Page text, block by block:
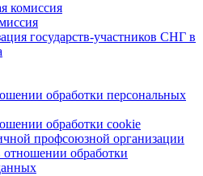
комиссия
государств-участников СНГ в
обработки персональных
обработки cookie
профсоюзной организации
обработки